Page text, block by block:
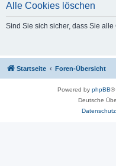
Alle Cookies löschen
Sind Sie sich sicher, dass Sie
Startseite Foren-Übersicht
Powered by phpBB®
Deutsche
Datenschutz